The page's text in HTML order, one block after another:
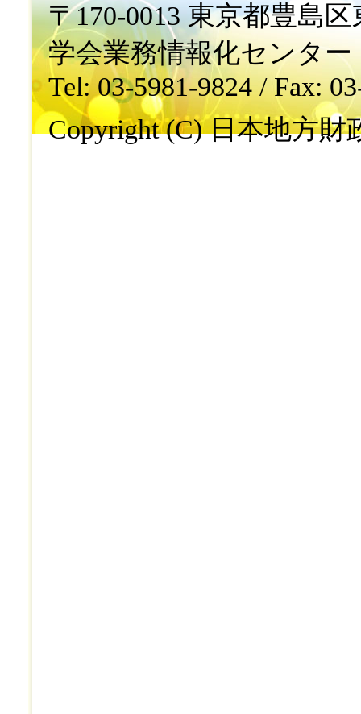
〒170-0013 東京都豊島
学会業務情報化センタ
Tel: 03-5981-9824 / Fax:
Copyright (C) 日本地方財